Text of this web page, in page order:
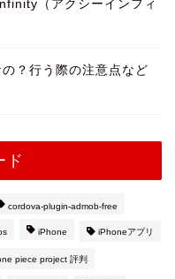
（アクシーインフィ
？行う際の注意点など
ド
cordova-plugin-admob-free
iPhone iPhoneアプリ
piece project 評判